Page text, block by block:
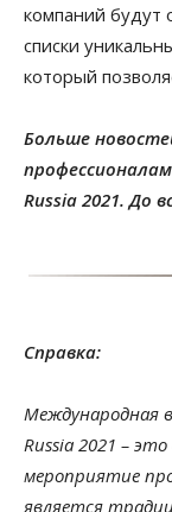
компаний будут
списки
который
Больше
Russia 2021. До
Справка:
Международная
Russia 2021 –
мероприятие
является